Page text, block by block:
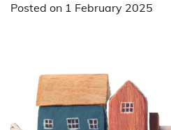
Posted on 1 February 2025